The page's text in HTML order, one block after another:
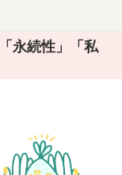
永続性」「私